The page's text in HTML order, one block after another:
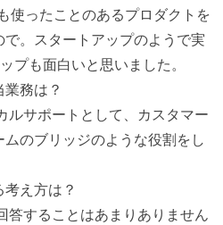
使ったことのあるプロダクトを
。スタートアップのようで実
も面白いと思いました。
務は？
サポートとして、カスタマー
のブリッジのような役割をし
え方は？
することはあまりありません